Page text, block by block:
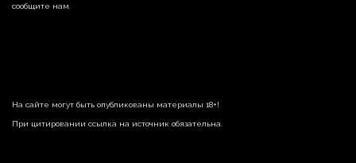
сообщите нам.
На сайте могут быть опубликованы материалы 18+!
При цитировании ссылка на источник обязательна.